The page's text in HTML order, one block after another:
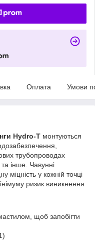
Оплата Умови
Hydro-T монтуються
трубопроводах
інше. Чавунні
міцність у кожній точці
ризик виникнення
щоб запобігти